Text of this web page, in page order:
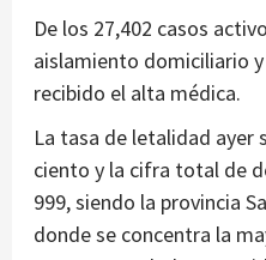
De los 27,402 casos
aislamiento domiciliario
recibido el alta médica.
La tasa de letalidad ayer
ciento y la cifra total de
999, siendo la provincia
donde se concentra la